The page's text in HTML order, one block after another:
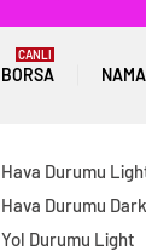
BORSA
CANLI
Hava Durumu
Hava Durumu Dark
Yol Durumu Light